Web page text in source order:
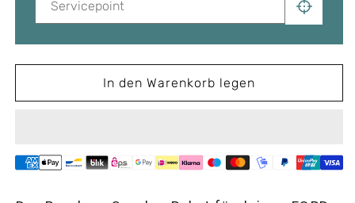
Max
5-
2019
(Dachreling)
C-
Max
5-
MPV
(With
2019
(Dachreling)
In den Warenkorb legen